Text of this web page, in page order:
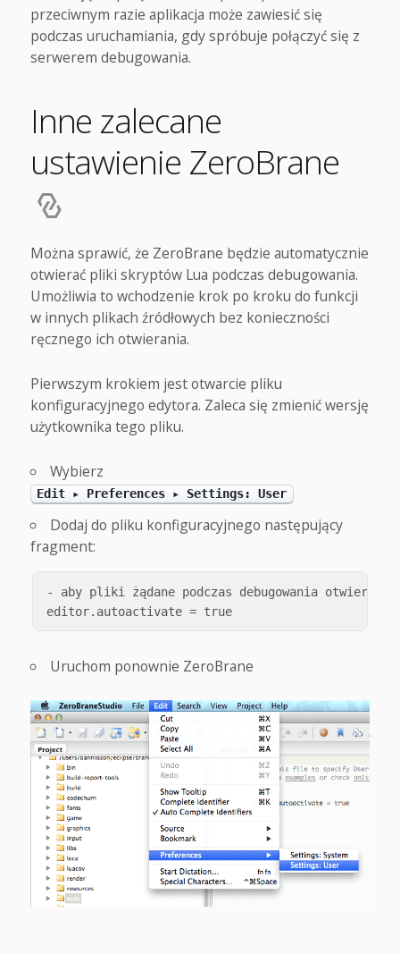
przeciwnym razie aplikacja może zawiesić się
podczas uruchamiania, gdy spróbuje połączyć się z
serwerem debugowania.
Inne zalecane
ustawienie ZeroBrane
Można sprawić, że ZeroBrane będzie automatycznie
otwierać pliki skryptów Lua podczas debugowania.
Umożliwia to wchodzenie krok po kroku do funkcji
w innych plikach źródłowych bez konieczności
ręcznego ich otwierania.
Pierwszym krokiem jest otwarcie pliku
konfiguracyjnego edytora. Zaleca się zmienić wersję
użytkownika tego pliku.
Wybierz
Edit ▸ Preferences ▸ Settings: User
Dodaj do pliku konfiguracyjnego następujący
fragment:
- aby pliki żądane podczas debugowania otwierały
Uruchom ponownie ZeroBrane